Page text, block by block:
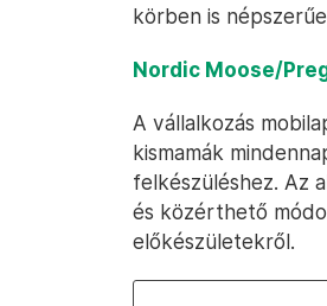
körben is
Nordic Moose/
A vállalkozás
kismamák
felkészüléshez. Az
és közérthető
előkészületekről.